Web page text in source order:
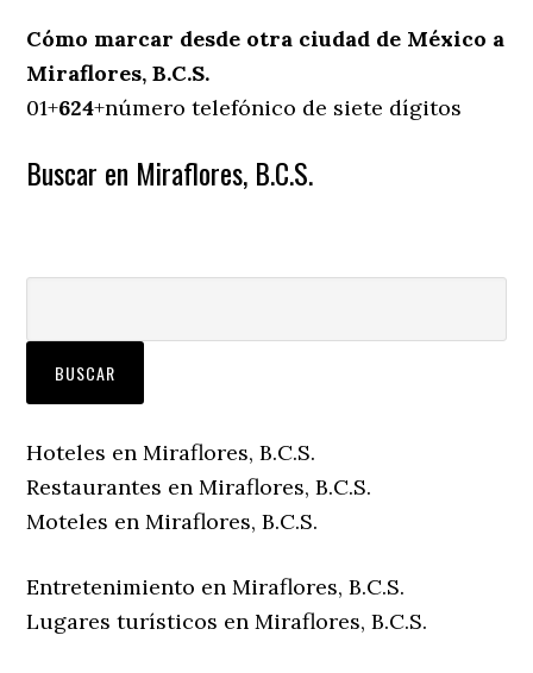
Cómo marcar desde otra ciudad de México a
Miraflores, B.C.S.
01+624+número telefónico de siete dígitos
Buscar en Miraflores, B.C.S.
Hoteles en Miraflores, B.C.S.
Restaurantes en Miraflores, B.C.S.
Moteles en Miraflores, B.C.S.
Entretenimiento en Miraflores, B.C.S.
Lugares turísticos en Miraflores, B.C.S.